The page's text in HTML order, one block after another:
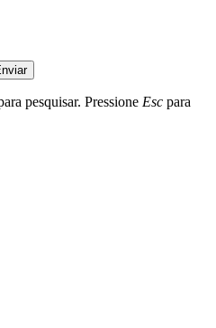
pesquisar. Pressione Esc para